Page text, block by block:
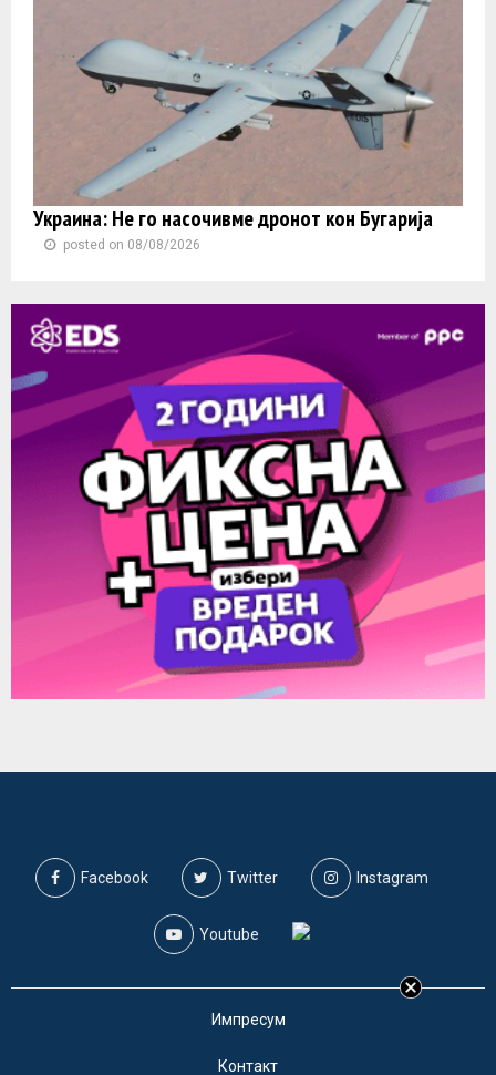
Украина: Не го насочивме дронот кон Бугарија
posted on 08/08/2026
Facebook Twitter Instagram
Youtube
Импресум
Контакт